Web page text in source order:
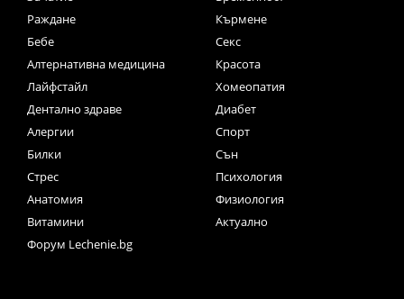
Раждане
Кърмене
Бебе
Секс
Алтернативна медицина
Красота
Лайфстайл
Хомеопатия
Дентално здраве
Диабет
Алергии
Спорт
Билки
Сън
Стрес
Психология
Анатомия
Физиология
Витамини
Актуално
Форум Lechenie.bg